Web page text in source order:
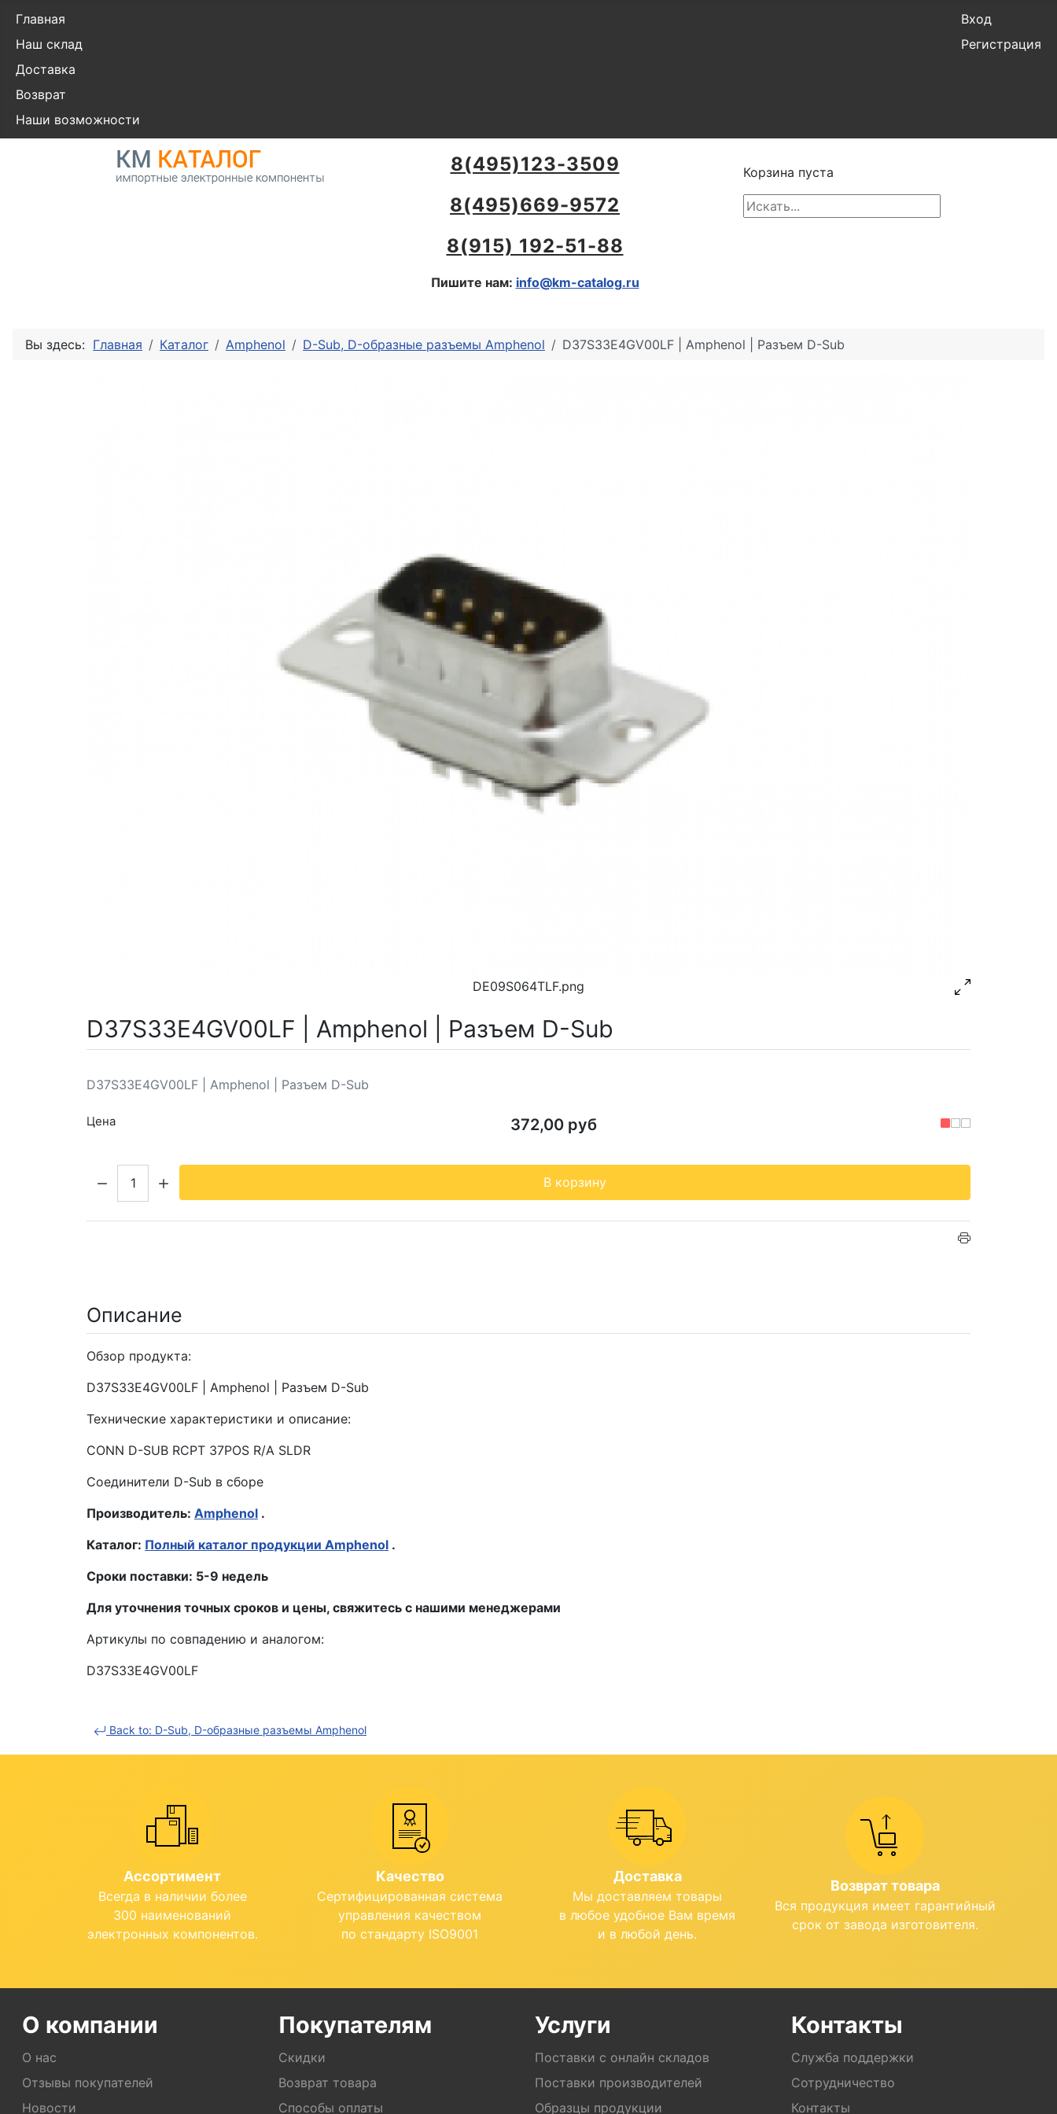
Главная
Наш склад
Доставка
Возврат
Наши возможности
Вход
Регистрация
8(495)123-3509
8(495)669-9572
8(915) 192-51-88
Пишите нам: info@km-catalog.ru
Корзина пуста
Вы здесь: Главная Каталог Amphenol D-Sub, D-образные разъемы Amphenol D37S33E4GV00LF | Amphenol | Разъем D-Sub
DE09S064TLF.png
D37S33E4GV00LF | Amphenol | Разъем D-Sub
D37S33E4GV00LF | Amphenol | Разъем D-Sub
Цена 372,00 руб
В корзину
Описание
Обзор продукта:
D37S33E4GV00LF | Amphenol | Разъем D-Sub
Технические характеристики и описание:
CONN D-SUB RCPT 37POS R/A SLDR
Соединители D-Sub в сборе
Производитель: Amphenol .
Каталог: Полный каталог продукции Amphenol .
Сроки поставки: 5-9 недель
Для уточнения точных сроков и цены, свяжитесь с нашими менеджерами
Артикулы по совпадению и аналогом:
D37S33E4GV00LF
Back to: D-Sub, D-образные разъемы Amphenol
Ассортимент
Всегда в наличии более
300 наименований
электронных компонентов.
Качество
Сертифицированная система
управления качеством
по стандарту ISO9001
Доставка
Мы доставляем товары
в любое удобное Вам время
и в любой день.
Возврат товара
Вся продукция имеет гарантийный
срок от завода изготовителя.
О компании
О нас
Отзывы покупателей
Новости
Покупателям
Скидки
Возврат товара
Способы оплаты
Услуги
Поставки с онлайн складов
Поставки производителей
Образцы продукции
Контакты
Служба поддержки
Сотрудничество
Контакты